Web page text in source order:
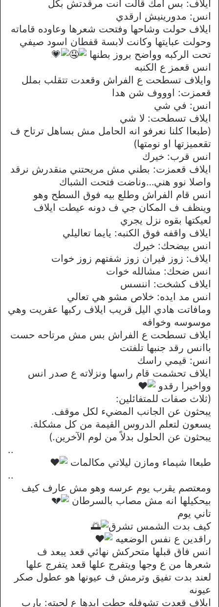
ايلاف: بس امك قالت انت مرقدتش بكل
انس: مدورينيش ارقدي
ايلاف حولت وشاحها وفتحت شعرها وعاوده قاماته
وحولت عبايتها وكانت لابسة قفطان اسود صيفي
تحت الركبه وواضح بروز بطنها
انس قعمز ع الكنبه
وايلاف تسطحت ع الفراش وقعدت تتقلب بملل
قعمزت: اوووف شن هدا
انس: في شي
ايلاف تسطحت: لا شي
(طبعاا كلنا نعرفو انه الحامل مش بساهل ترتاح ف
تقعميزتها او نومتها)
انس قرب: خيرك
ايلاف قعمزت: بطني مش مريحتني منقدرش نرقد
واصلا نوو هني…وناضت فتحت الشباك
انس قام الفراش وطلع بيه فوق السطح وهو
وينظف ف المكان جي ف دونه عيطت ايلاف
لعيكتها بقوه نزل يجري
ايلاف واقفه فوق الكنبه: يايما تعاليلي
انس بيضحك: خيرك
ايلاف: زوز فيران زوز شفتهم زوز خوات
انس ضحك: مشالله خوات
ايلاف كشخت: اننسس
انس مد ايده: خلاص مشو هي تعالي
ومافاتت هادي اليل قريب ايلاف ركبها عفريت وهي
موسوسه وخوافه
ايلاف تسطحت ع الفراش بس مش مرتاحه حست
باانس رقد جنبها تلفتت
انس: قيمي راسك
ايلاف تحشمت قام راسها ونزلاته ع صدر انس
وواخيرا رقدو
(ثلاث صفات للمتفائلين:
يبحثون عن الجانب المضيء لكل موقف.
يسعون لتعلم الدروس القيمة من كل مشكلة.
يبحثون عن الحلول بدلاً من لوم الآخرين.)
..
طبعاا شيماء ومازن ليلاتي مكالمات
..
ومعتصم يقرب يوم عرسه وهو مش عارف كيف
بيحكيلها انه مش مصاب بالسرطان
تاني يوم
كيف بدت الشمس تشرق
راقدين ع نفس الوضعيه
انس فاق قبلها متحركش نهائي قعد يبعد ف
شعرها من ع وجها ويتفرج علها قعد يتفرج علها
لعند بدت تفيق وترمش ف عيونها هو عطول صكر
عيونه
ايلاف قعدت تشوفله حطت ايدها ع لحيته: يارب